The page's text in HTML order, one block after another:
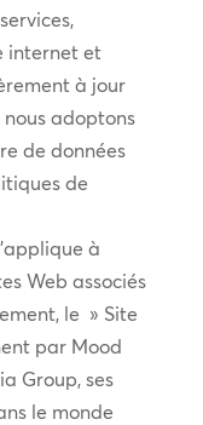
internet et
à jour
adoptons
de données
de
à
Web associés
le » Site
par Mood
Group, ses
le monde